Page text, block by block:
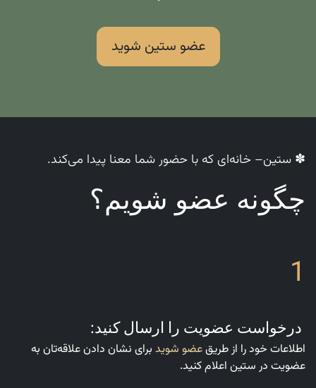
عضو ستین شوید
✽ ستین– خانه‌ای که با حضور شما معنا پیدا می‌کند.
چگونه عضو شویم؟
1
درخواست عضویت را ارسال کنید:
اطلاعات خود را از طریقعضو شوید برای نشان دادن علاقه‌تان به
عضویت در ستین اعلام کنید.